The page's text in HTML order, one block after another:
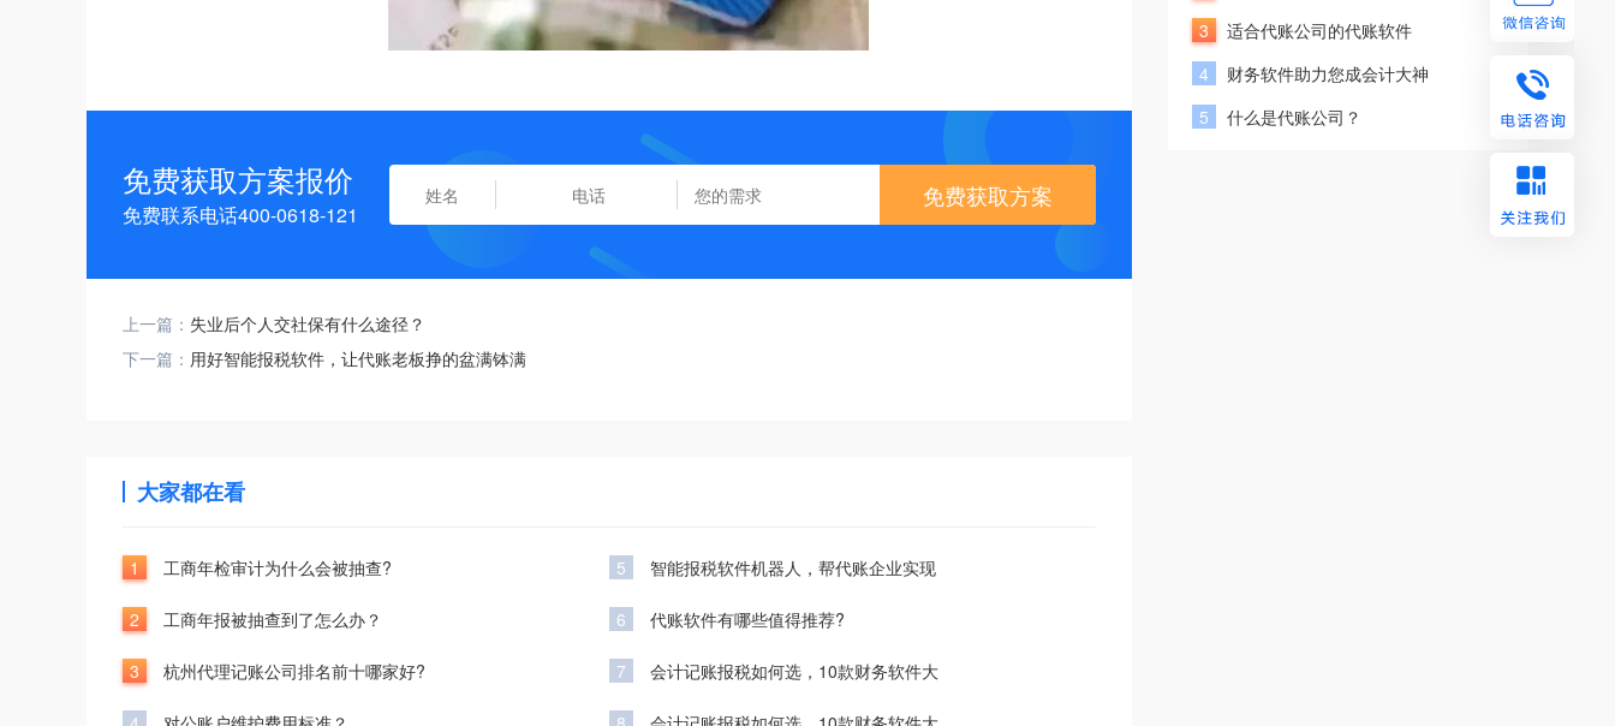
免费获取方案报价
免费联系电话400-0618-121
免费获取方案
上一篇： 失业后个人交社保有什么途径？
下一篇： 用好智能报税软件，让代账老板挣的盆满钵满
大家都在看
1 工商年检审计为什么会被抽查?
2 工商年报被抽查到了怎么办？
3 杭州代理记账公司排名前十哪家好?
5 智能报税软件机器人，帮代账企业实现
6 代账软件有哪些值得推荐?
7 会计记账报税如何选，10款财务软件大
3
适合代账公司的代账软件
4
财务软件助力您成会计大神
5
什么是代账公司？